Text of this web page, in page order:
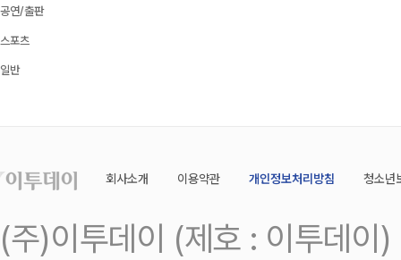
공연/출판
스포츠
일반
회사소개 이용약관 개인정보처리방침 청소년
(주)이투데이 (제호 : 이투데